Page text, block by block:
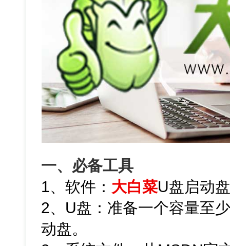
一、必备工具
1、软件： 大白菜U盘启动
2、U盘：准备一个容量至
动盘。